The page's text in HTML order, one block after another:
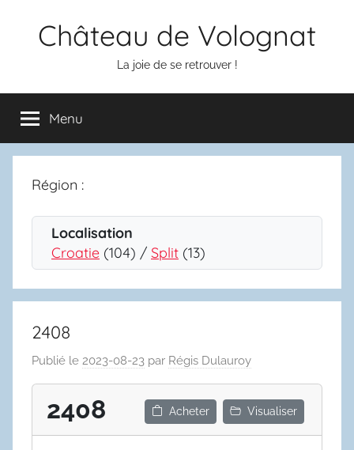
Château de Volognat
La joie de se retrouver !
Menu
Région :
Localisation
Croatie (104) / Split (13)
2408
Publié le 2023-08-23 par Régis Dulauroy
2408 Acheter Visualiser